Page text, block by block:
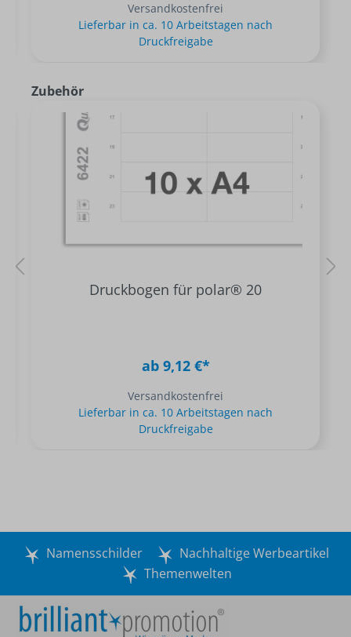
Versandkostenfrei
Lieferbar in ca. 10 Arbeitstagen nach
Druckfreigabe
Zubehör
Druckbogen für polar® 20
ab 9,12 €*
Versandkostenfrei
Lieferbar in ca. 10 Arbeitstagen nach
Druckfreigabe
Namensschilder
Nachhaltige Werbeartikel
Themenwelten